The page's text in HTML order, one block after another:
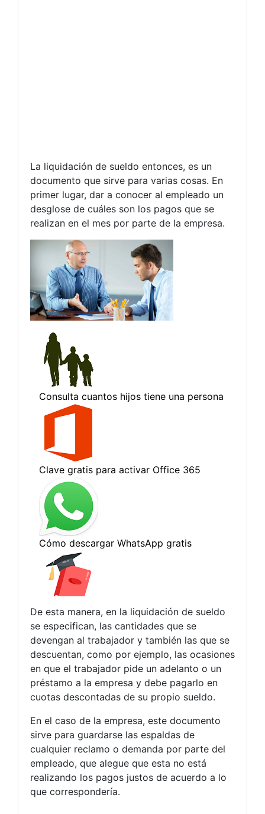
La liquidación de sueldo entonces, es un
documento que sirve para varias cosas. En
primer lugar, dar a conocer al empleado un
desglose de cuáles son los pagos que se
realizan en el mes por parte de la empresa.
De esta manera, en la liquidación de sueldo
se especifican, las cantidades que se
devengan al trabajador y también las que se
descuentan, como por ejemplo, las ocasiones
en que el trabajador pide un adelanto o un
préstamo a la empresa y debe pagarlo en
cuotas descontadas de su propio sueldo.
En el caso de la empresa, este documento
sirve para guardarse las espaldas de
cualquier reclamo o demanda por parte del
empleado, que alegue que esta no está
realizando los pagos justos de acuerdo a lo
que correspondería.